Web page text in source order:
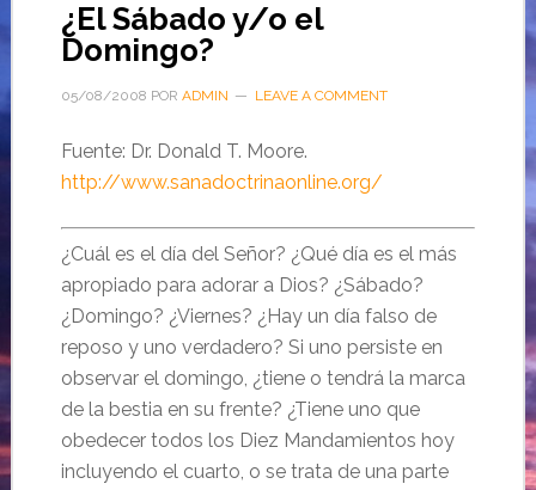
¿El Sábado y/o el
Domingo?
05/08/2008 POR ADMIN LEAVE A COMMENT
Fuente: Dr. Donald T. Moore.
http://www.sanadoctrinaonline.org/
¿Cuál es el día del Señor? ¿Qué día es el más
apropiado para adorar a Dios? ¿Sábado?
¿Domingo? ¿Viernes? ¿Hay un día falso de
reposo y uno verdadero? Si uno persiste en
observar el domingo, ¿tiene o tendrá la marca
de la bestia en su frente? ¿Tiene uno que
obedecer todos los Diez Mandamientos hoy
incluyendo el cuarto, o se trata de una parte